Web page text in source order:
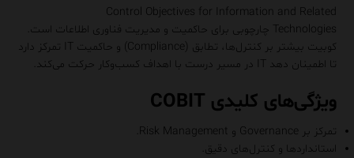
Control Objectives for Information and Related
Technologies چارچوبی برای حاکمیت و مدیریت فناوری اطلاعات است.
کوبیت بیشتر بر کنترل‌ها، تطابق (Compliance) و حاکمیت IT تمرکز دارد
تا اطمینان دهد IT در مسیر درست با اهداف کسب‌وکار حرکت می‌کند.
ویژگی‌های کلیدی COBIT
تمرکز بر Governance و Risk Management.
استانداردها و کنترل‌های دقیق.